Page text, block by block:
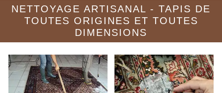
NETTOYAGE ARTISANAL - TAPIS DE
TOUTES ORIGINES ET TOUTES
DIMENSIONS